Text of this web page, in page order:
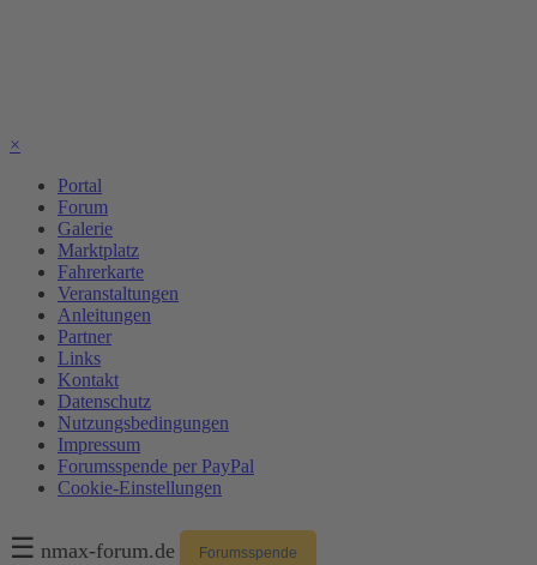
×
Portal
Forum
Galerie
Marktplatz
Fahrerkarte
Veranstaltungen
Anleitungen
Partner
Links
Kontakt
Datenschutz
Nutzungsbedingungen
Impressum
Forumsspende per PayPal
Cookie-Einstellungen
☰ nmax-forum.de Forumsspende